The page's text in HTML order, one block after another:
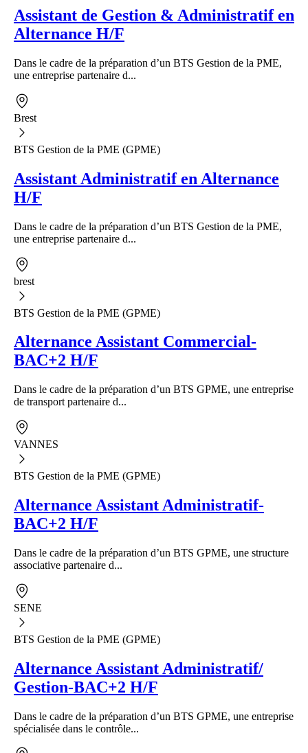
Assistant de Gestion & Administratif en
Alternance H/F
Dans le cadre de la préparation d’un BTS Gestion de la PME,
une entreprise partenaire d...
Brest
BTS Gestion de la PME (GPME)
Assistant Administratif en Alternance
H/F
Dans le cadre de la préparation d’un BTS Gestion de la PME,
une entreprise partenaire d...
brest
BTS Gestion de la PME (GPME)
Alternance Assistant Commercial-
BAC+2 H/F
Dans le cadre de la préparation d’un BTS GPME, une entreprise
de transport partenaire d...
VANNES
BTS Gestion de la PME (GPME)
Alternance Assistant Administratif-
BAC+2 H/F
Dans le cadre de la préparation d’un BTS GPME, une structure
associative partenaire d...
SENE
BTS Gestion de la PME (GPME)
Alternance Assistant Administratif/
Gestion-BAC+2 H/F
Dans le cadre de la préparation d’un BTS GPME, une entreprise
spécialisée dans le contrôle...